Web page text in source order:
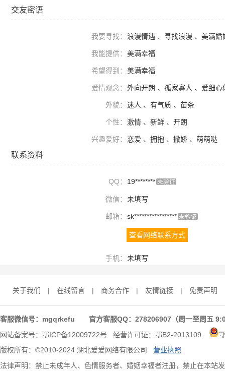
交友密语
我要寻找： 浪漫情遇 、寻找浪漫 、美满婚
我能提供： 美满幸福
希望得到： 美满幸福
爱情观念： 外向开朗 、孤家寡人 、爱细
外貌： 迷人 、有气质 、苗条
个性： 激情 、新鲜 、开朗
兴趣爱好： 恋爱 、拥抱 、撒娇 、萌萌哒
联系资料
QQ： 19******** 未验证
微信： 未填写
邮箱： sk***************** 未验证
查看网络联系方式
手机： 未填写
关于我们 | 在线留言 | 商务合作 | 友情链接 | 免责声明
客服微信号：mgqrkefu 官方客服QQ：278206907（周一至周五
网站备案号： 鄂ICP备12009722号 经营许可证： 鄂B2-2013109
版权所有：©2010-2024 湖北爱爱网络有限公司 营业执照
法律声明：禁止未成年人、色情服务者、婚姻幸福者注册，禁止在本站